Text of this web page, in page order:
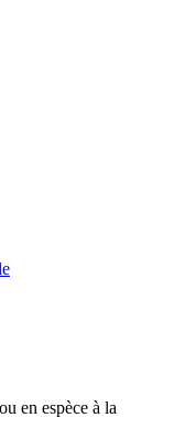
en espèce à la